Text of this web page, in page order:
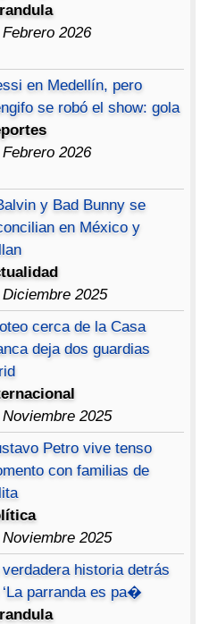
2026
en Medellín, pero
se robó el show: gola
2026
y Bad Bunny se
en México y
2025
cerca de la Casa
deja dos guardias
2025
Petro vive tenso
con familias de
2025
verdadera historia detrás
‘La parranda es pa�